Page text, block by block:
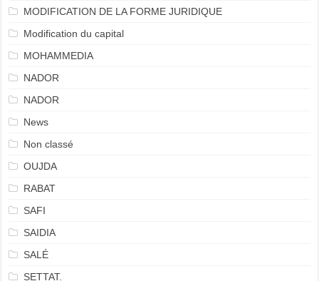
MODIFICATION DE LA FORME JURIDIQUE
Modification du capital
MOHAMMEDIA
NADOR
NADOR
News
Non classé
OUJDA
RABAT
SAFI
SAIDIA
SALÉ
SETTAT.